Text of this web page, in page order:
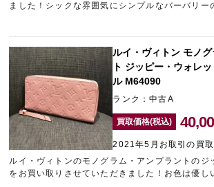
ました！シックな雰囲気にシンプルなバーバリー
テムですよね。人気アイテムで市場での需要も高
額をご提示させていただきました。ここ数年でバ
は人気が再燃しております。売却をお悩みのお品
ら、今が売却のチャンスではないでしょうか！ぜ
レアまでお送りください。高額査定には自信があ
にご相談ください！
ルイ・ヴィトン モノ
ト ジッピー・ウォレ
ル M64090
ランク：中古A
買取価格(税込)
2021年5月お取引の買
ルイ・ヴィトンのモノグラム・アンプラントのジ
をお買い取りさせていただきました！お色は優し